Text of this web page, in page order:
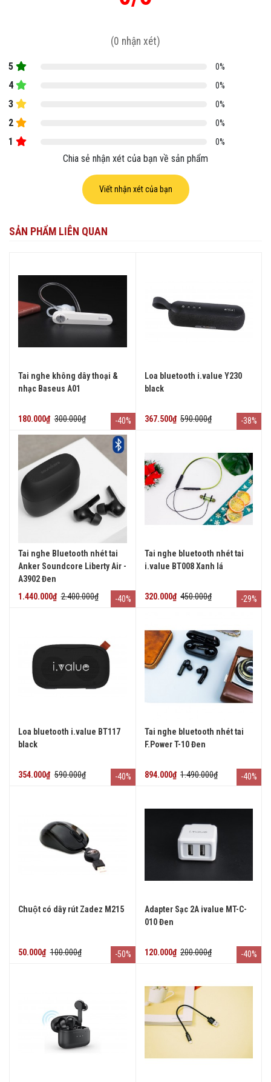
(0 nhận xét)
5 0%
4 0%
3 0%
2 0%
1 0%
Chia sẻ nhận xét của bạn về sản phẩm
Viết nhận xét của bạn
SẢN PHẨM LIÊN QUAN
Tai nghe không dây thoại &
nhạc Baseus A01
180.000₫ 300.000₫ -40%
Loa bluetooth i.value Y230
black
367.500₫ 590.000₫ -38%
Tai nghe Bluetooth nhét tai
Anker Soundcore Liberty Air -
A3902 Đen
1.440.000₫ 2.400.000₫ -40%
Tai nghe bluetooth nhét tai
i.value BT008 Xanh lá
320.000₫ 450.000₫ -29%
Loa bluetooth i.value BT117
black
354.000₫ 590.000₫ -40%
Tai nghe bluetooth nhét tai
F.Power T-10 Đen
894.000₫ 1.490.000₫ -40%
Chuột có dây rút Zadez M215
50.000₫ 100.000₫ -50%
Adapter Sạc 2A ivalue MT-C-
010 Đen
120.000₫ 200.000₫ -40%